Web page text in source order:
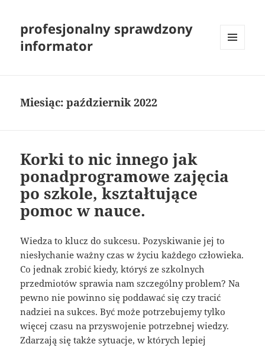
profesjonalny sprawdzony
informator
Miesiąc:październik 2022
Korki to nic innego jak
ponadprogramowe zajęcia
po szkole, kształtujące
pomoc w nauce.
Wiedza to klucz do sukcesu. Pozyskiwanie jej to
niesłychanie ważny czas w życiu każdego człowieka.
Co jednak zrobić kiedy, któryś ze szkolnych
przedmiotów sprawia nam szczególny problem? Na
pewno nie powinno się poddawać się czy tracić
nadziei na sukces. Być może potrzebujemy tylko
więcej czasu na przyswojenie potrzebnej wiedzy.
Zdarzają się także sytuacje, w których lepiej